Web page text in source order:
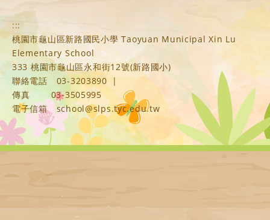
:::
桃園市龜山區新路國民小學 Taoyuan Municipal Xin Lu
Elementary School
333 桃園市龜山區永和街12號(新路國小)
聯絡電話
03-3203890
|
傳真
03-3505995
電子信箱
school@slps.tyc.edu.tw